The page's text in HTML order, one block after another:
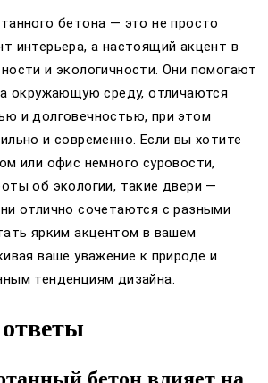
бетона — это не просто
интерьера, а настоящий акцент в
и экологичности. Они помогают
окружающую среду, отличаются
и долговечностью, при этом
и современно. Если вы хотите
или офис немного суровости,
об экологии, такие двери —
отлично сочетаются с разными
ярким акцентом в вашем
ваше уважение к природе и
тенденциям дизайна.
бетон влияет на